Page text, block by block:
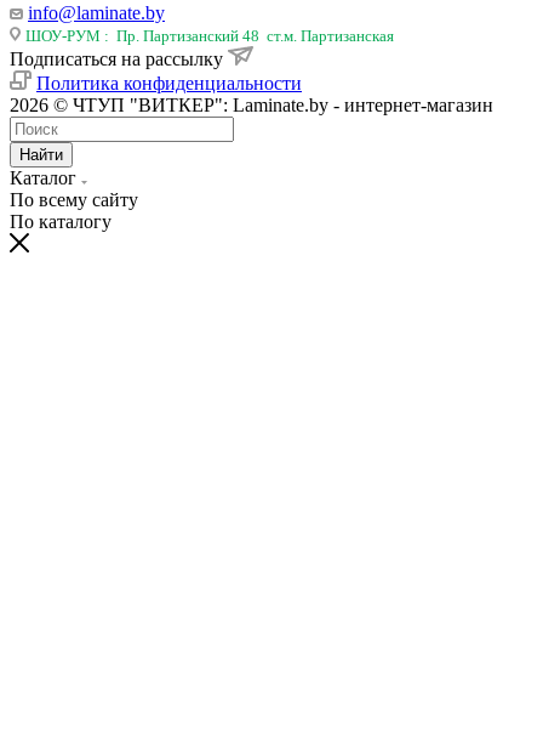
info@laminate.by
ШОУ-РУМ : Пр. Партизанский 48 ст.м. Партизанская
Подписаться на рассылку
Политика конфиденциальности
2026 © ЧТУП "ВИТКЕР": Laminate.by - интернет-магазин
Найти
Каталог
По всему сайту
По каталогу